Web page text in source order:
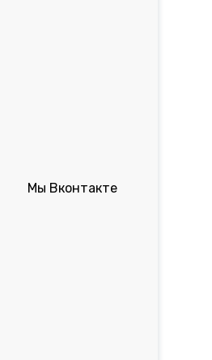
Мы Вконтакте